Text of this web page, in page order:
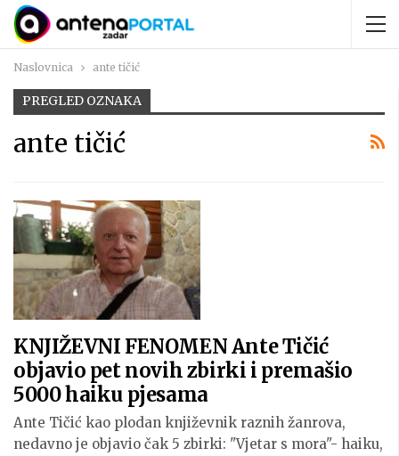
Naslovnica ante tičić
PREGLED OZNAKA
ante tičić
KNJIŽEVNI FENOMEN Ante Tičić
objavio pet novih zbirki i premašio
5000 haiku pjesama
Ante Tičić kao plodan književnik raznih žanrova,
nedavno je objavio čak 5 zbirki: "Vjetar s mora"- haiku,